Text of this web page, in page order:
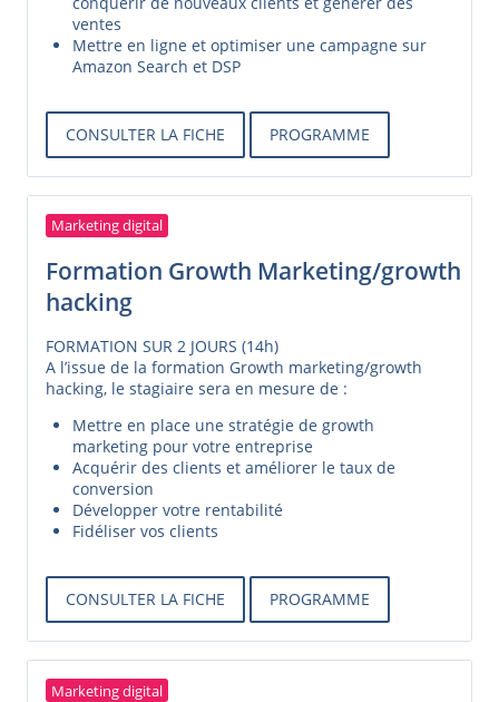
ventes
Mettre en ligne et optimiser une campagne sur
Amazon Search et DSP
CONSULTER LA FICHE PROGRAMME
Marketing digital
Formation Growth Marketing/growth
hacking
FORMATION SUR 2 JOURS (14h)
A l’issue de la formation Growth marketing/growth
hacking, le stagiaire sera en mesure de :
Mettre en place une stratégie de growth
marketing pour votre entreprise
Acquérir des clients et améliorer le taux de
conversion
Développer votre rentabilité
Fidéliser vos clients
CONSULTER LA FICHE PROGRAMME
Marketing digital